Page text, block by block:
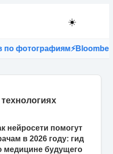
☀️
⚡Bloomberg:
нейросети помогут
в 2026 году: гид
медицине будущего